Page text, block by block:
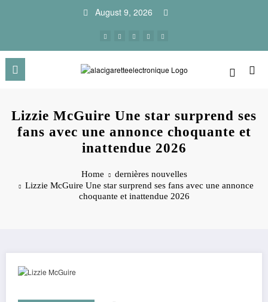
August 9, 2026
Lizzie McGuire Une star surprend ses
fans avec une annonce choquante et
inattendue 2026
Home
dernières nouvelles
Lizzie McGuire Une star surprend ses fans avec une annonce
choquante et inattendue 2026